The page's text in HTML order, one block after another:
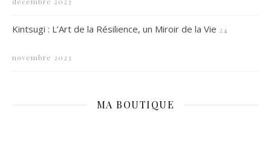
Kintsugi : L’Art de la Résilience, un Miroir de la Vie 24
novembre 2023
MA BOUTIQUE